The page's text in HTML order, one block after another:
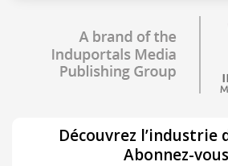
Découvrez l’industrie
Abonnez-